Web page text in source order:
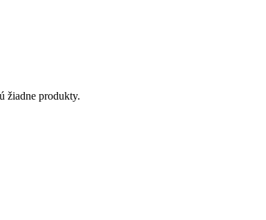
žiadne produkty.